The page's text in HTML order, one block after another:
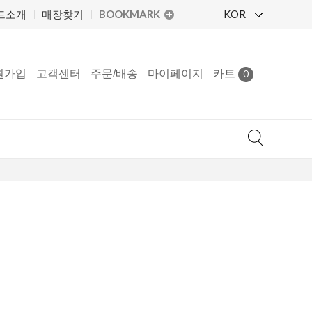
소개 매장찾기 BOOKMARK KOR
가입 고객센터 주문/배송 마이페이지 카트 0